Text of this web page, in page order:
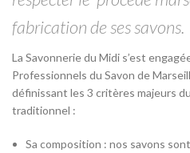
fabrication de ses savons.
La Savonnerie du Midi s’est
Professionnels du Savon de
définissant les 3 critères majeurs
traditionnel :
Sa composition : nos savons